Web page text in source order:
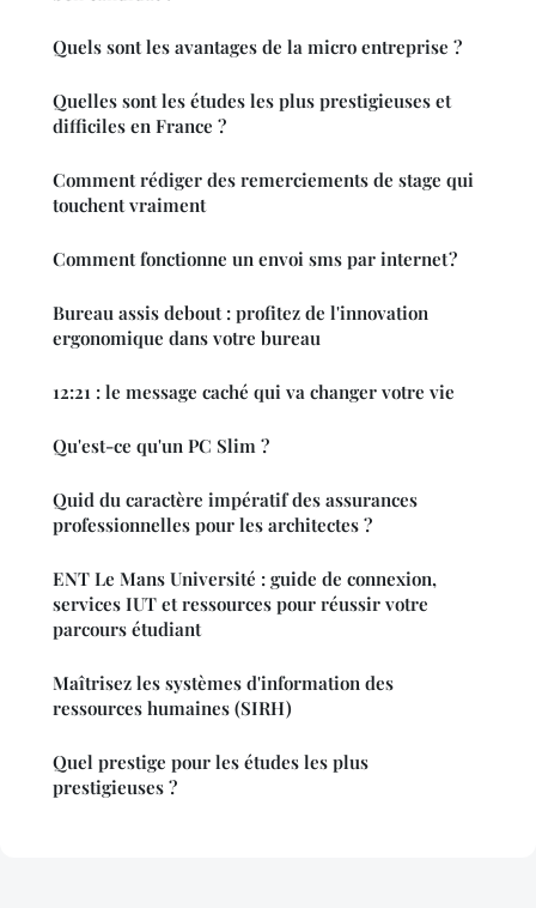
Quels sont les avantages de la micro entreprise ?
Quelles sont les études les plus prestigieuses et
difficiles en France ?
Comment rédiger des remerciements de stage qui
touchent vraiment
Comment fonctionne un envoi sms par internet ?
Bureau assis debout : profitez de l'innovation
ergonomique dans votre bureau
12:21 : le message caché qui va changer votre vie
Qu'est-ce qu'un PC Slim ?
Quid du caractère impératif des assurances
professionnelles pour les architectes ?
ENT Le Mans Université : guide de connexion,
services IUT et ressources pour réussir votre
parcours étudiant
Maîtrisez les systèmes d'information des
ressources humaines (SIRH)
Quel prestige pour les études les plus
prestigieuses ?